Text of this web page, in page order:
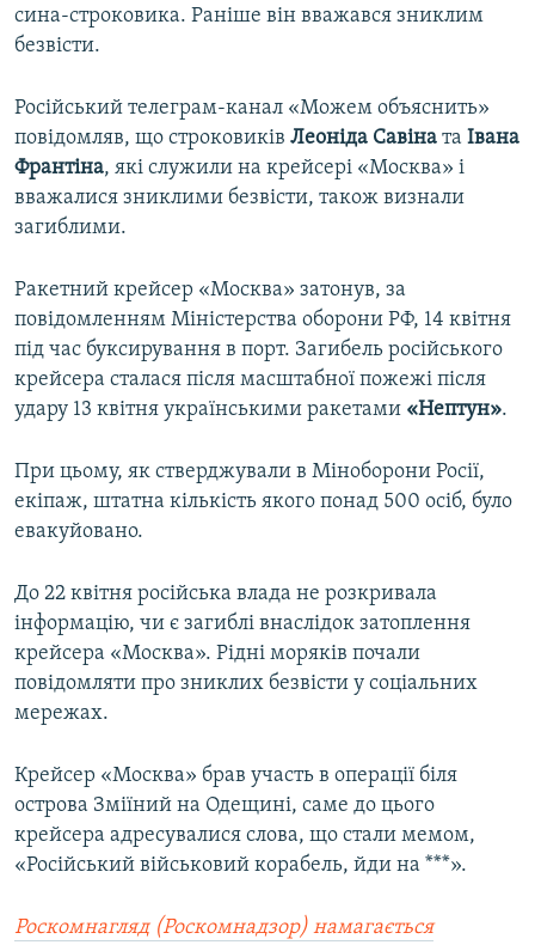
сина-строковика. Раніше він вважався зниклим
безвісти.
Російський телеграм-канал «Можем объяснить»
повідомляв, що строковиків Леоніда Савіна та Івана
Франтіна, які служили на крейсері «Москва» і
вважалися зниклими безвісти, також визнали
загиблими.
Ракетний крейсер «Москва» затонув, за
повідомленням Міністерства оборони РФ, 14 квітня
під час буксирування в порт. Загибель російського
крейсера сталася після масштабної пожежі після
удару 13 квітня українськими ракетами «Нептун».
При цьому, як стверджували в Міноборони Росії,
екіпаж, штатна кількість якого понад 500 осіб, було
евакуйовано.
До 22 квітня російська влада не розкривала
інформацію, чи є загиблі внаслідок затоплення
крейсера «Москва». Рідні моряків почали
повідомляти про зниклих безвісти у соціальних
мережах.
Крейсер «Москва» брав участь в операції біля
острова Зміїний на Одещині, саме до цього
крейсера адресувалися слова, що стали мемом,
«Російський військовий корабель, йди на ***».
Роскомнагляд (Роскомнадзор) намагається